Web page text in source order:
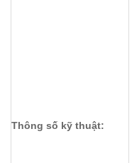
Thông số kỹ thuật: